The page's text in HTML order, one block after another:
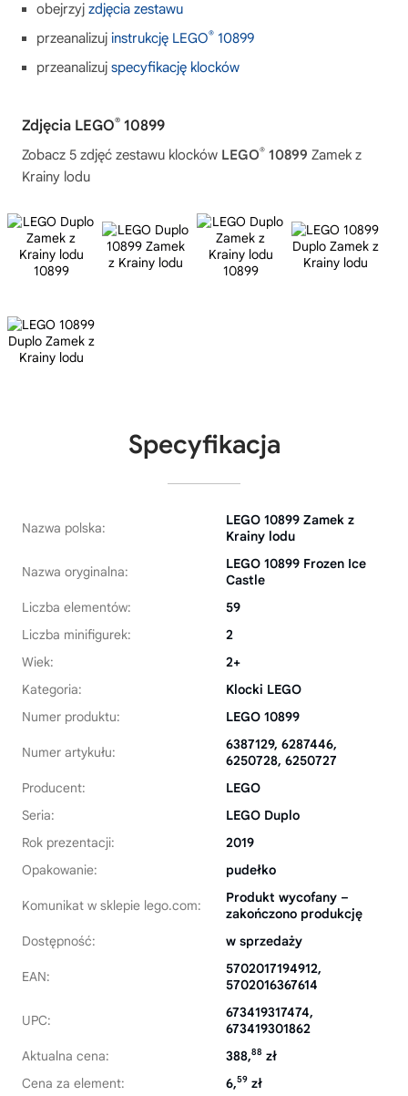
obejrzyj zdjęcia zestawu
przeanalizuj instrukcję LEGO® 10899
przeanalizuj specyfikację klocków
Zdjęcia LEGO® 10899
Zobacz 5 zdjęć zestawu klocków LEGO® 10899 Zamek z
Krainy lodu
Specyfikacja
Nazwa polska:
LEGO 10899 Zamek z
Krainy lodu
Nazwa oryginalna:
LEGO 10899 Frozen Ice
Castle
Liczba elementów:
59
Liczba minifigurek:
2
Wiek:
2+
Kategoria:
Klocki LEGO
Numer produktu:
LEGO 10899
Numer artykułu:
6387129, 6287446,
6250728, 6250727
Producent:
LEGO
Seria:
LEGO Duplo
Rok prezentacji:
2019
Opakowanie:
pudełko
Komunikat w sklepie lego.com:
Produkt wycofany –
zakończono produkcję
Dostępność:
w sprzedaży
EAN:
5702017194912,
5702016367614
UPC:
673419317474,
673419301862
Aktualna cena:
388,88 zł
Cena za element:
6,59 zł